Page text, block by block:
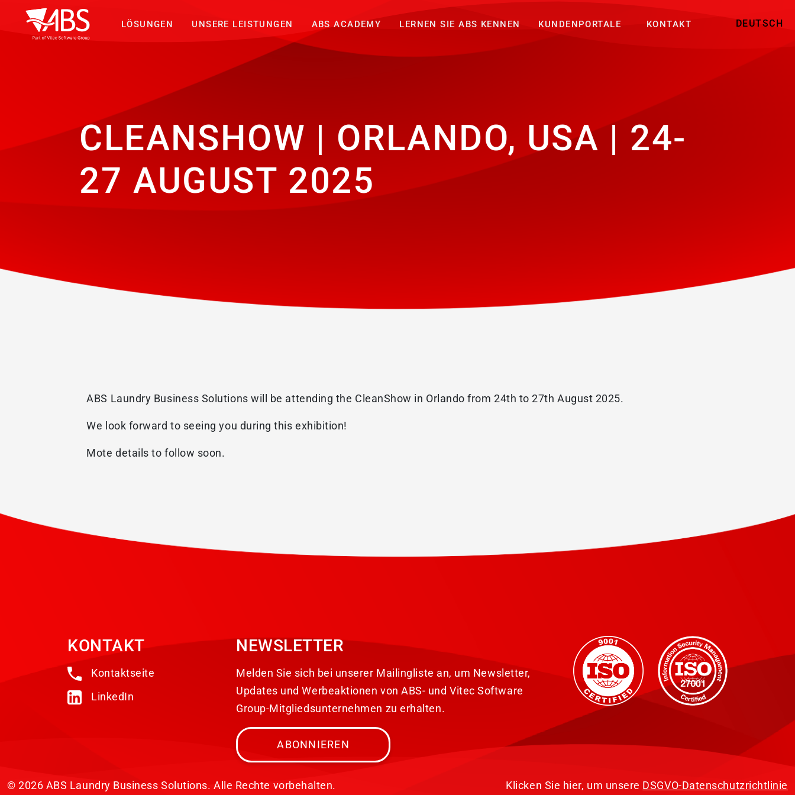
LÖSUNGEN UNSERE LEISTUNGEN ABS ACADEMY LERNEN SIE ABS KENNEN KUNDENPORTALE KONTAKT DEUTSCH
CLEANSHOW | ORLANDO, USA | 24-
27 AUGUST 2025
ABS Laundry Business Solutions will be attending the CleanShow in Orlando from 24th to 27th August 2025.
We look forward to seeing you during this exhibition!
Mote details to follow soon.
KONTAKT
Kontaktseite
LinkedIn
NEWSLETTER
Melden Sie sich bei unserer Mailingliste an, um Newsletter,
Updates und Werbeaktionen von ABS- und Vitec Software
Group-Mitgliedsunternehmen zu erhalten.
ABONNIEREN
© 2026 ABS Laundry Business Solutions. Alle Rechte vorbehalten. Klicken Sie hier, um unsere DSGVO-Datenschutzrichtlinie